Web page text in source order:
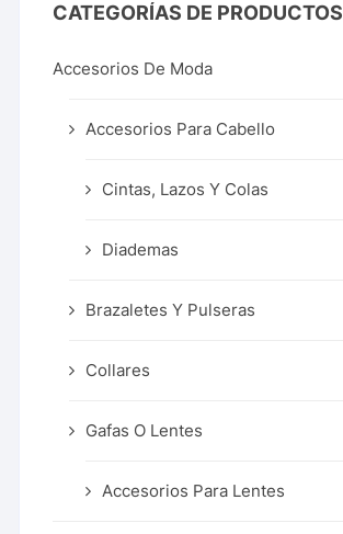
CATEGORÍAS DE PRODUCTOS
Accesorios De Moda
Accesorios Para Cabello
Cintas, Lazos Y Colas
Diademas
Brazaletes Y Pulseras
Collares
Gafas O Lentes
Accesorios Para Lentes